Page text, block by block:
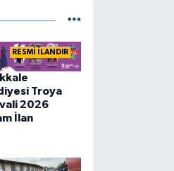
RESMİ İLANDIR
Troya
2026
İlan